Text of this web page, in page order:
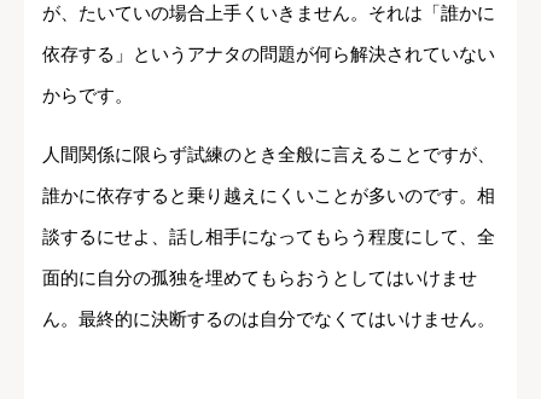
が、たいていの場合上手くいきません。それは「誰かに
依存する」というアナタの問題が何ら解決されていない
からです。
人間関係に限らず試練のとき全般に言えることですが、
誰かに依存すると乗り越えにくいことが多いのです。相
談するにせよ、話し相手になってもらう程度にして、全
面的に自分の孤独を埋めてもらおうとしてはいけませ
ん。最終的に決断するのは自分でなくてはいけません。